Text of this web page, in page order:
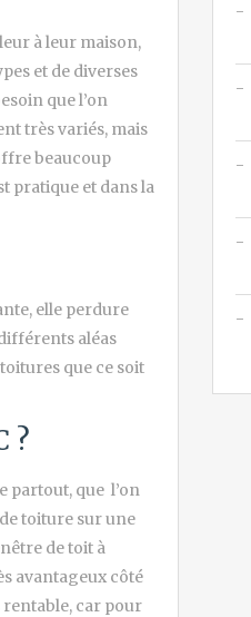
à leur maison,
et de diverses
que l’on
très variés, mais
beaucoup
pratique et dans la
elle perdure
aléas
que ce soit
?
partout, que l’on
toiture sur une
de toit à
avantageux côté
rentable, car pour